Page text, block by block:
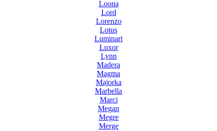
Loona
Lord
Lorenzo
Lotus
Luminari
Luxor
Lynn
Madera
Magma
Majorka
Marbella
Marci
Megan
Megre
Merge